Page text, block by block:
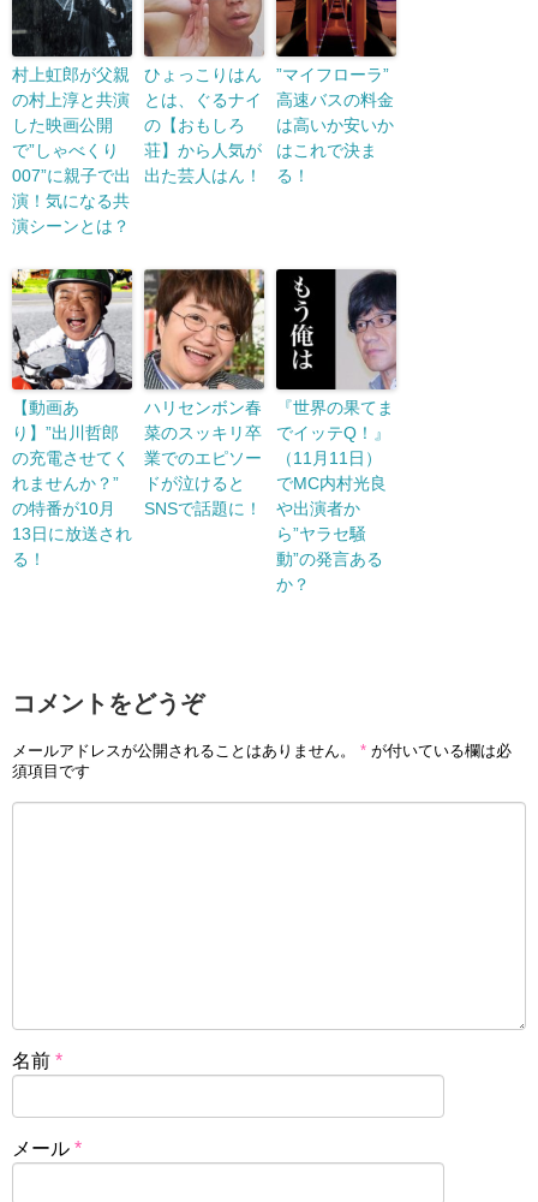
村上虹郎が父親
の村上淳と共演
した映画公開
で”しゃべくり
007”に親子で出
演！気になる共
演シーンとは？
ひょっこりはん
とは、ぐるナイ
の【おもしろ
荘】から人気が
出た芸人はん！
”マイフローラ”
高速バスの料金
は高いか安いか
はこれで決ま
る！
【動画あ
り】”出川哲郎
の充電させてく
れませんか？”
の特番が10月
13日に放送され
る！
ハリセンボン春
菜のスッキリ卒
業でのエピソー
ドが泣けると
SNSで話題に！
『世界の果てま
でイッテQ！』
（11月11日）
でMC内村光良
や出演者か
ら”ヤラセ騒
動”の発言ある
か？
コメントをどうぞ
メールアドレスが公開されることはありません。 * が付いている欄は必
須項目です
名前 *
メール *